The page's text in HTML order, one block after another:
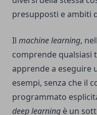
presupposti e ambiti
Il machine learning,
comprende qualsiasi
apprende a eseguire
esempi, senza che il
programmato
deep learning è un